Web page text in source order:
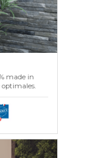
made in